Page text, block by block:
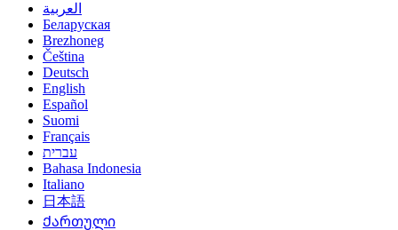
العربية
Беларуская
Brezhoneg
Čeština
Deutsch
English
Español
Suomi
Français
עברית
Bahasa Indonesia
Italiano
日本語
Ქართული